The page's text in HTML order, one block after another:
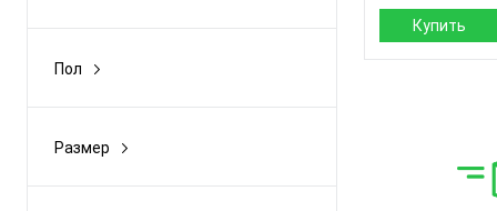
Пол
Размер
Купить
производитель: